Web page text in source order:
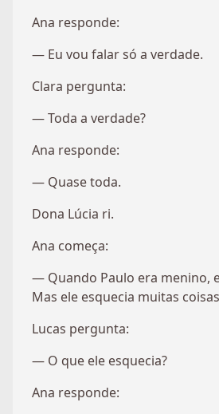
Ana responde:
— Eu vou falar só a verdade.
Clara pergunta:
— Toda a verdade?
Ana responde:
— Quase toda.
Dona Lúcia ri.
Ana começa:
— Quando Paulo era menino,
Mas ele esquecia muitas
Lucas pergunta:
— O que ele esquecia?
Ana responde: